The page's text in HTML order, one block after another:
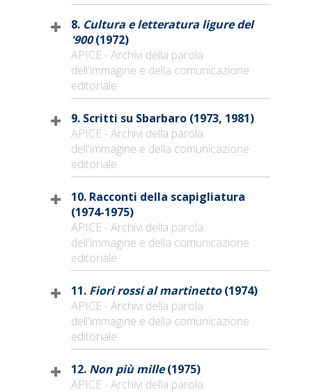
8. Cultura e letteratura ligure del
'900(1972)
APICE - Archivi della parola
dell'immagine e della comunicazione
editoriale
9. Scritti su Sbarbaro (1973, 1981)
APICE - Archivi della parola
dell'immagine e della comunicazione
editoriale
10. Racconti della scapigliatura
(1974-1975)
APICE - Archivi della parola
dell'immagine e della comunicazione
editoriale
11. Fiori rossi al martinetto(1974)
APICE - Archivi della parola
dell'immagine e della comunicazione
editoriale
12. Non più mille(1975)
APICE - Archivi della parola